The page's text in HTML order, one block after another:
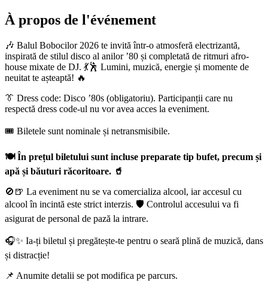
À propos de l'événement
🎶 Balul Bobocilor 2026 te invită într-o atmosferă electrizantă,
inspirată de stilul disco al anilor ’80 și completată de ritmuri afro-
house mixate de DJ. 💃🕺 Lumini, muzică, energie și momente de
neuitat te așteaptă! 🔥
👔 Dress code: Disco ’80s (obligatoriu). Participanții care nu
respectă dress code-ul nu vor avea acces la eveniment.
🎟️ Biletele sunt nominale și netransmisibile.
🍽️ În prețul biletului sunt incluse preparate tip bufet, precum și
apă și băuturi răcoritoare. 🥤
🚫🍺 La eveniment nu se va comercializa alcool, iar accesul cu
alcool în incintă este strict interzis. 🛡️ Controlul accesului va fi
asigurat de personal de pază la intrare.
🎧✨ Ia-ți biletul și pregătește-te pentru o seară plină de muzică, dans
și distracție!
📌 Anumite detalii se pot modifica pe parcurs.